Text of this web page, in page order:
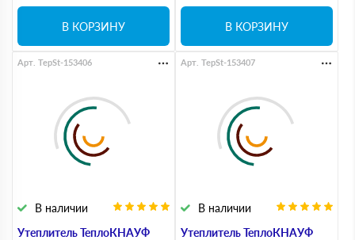
В КОРЗИНУ В КОРЗИНУ
Утеплитель ТеплоКНАУФ
В наличии
Арт. TepSt-153406
Утеплитель ТеплоКНАУФ
В наличии
Арт. TepSt-153407